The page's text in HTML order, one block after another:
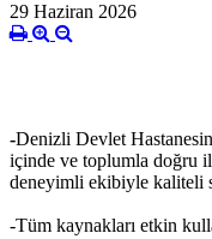
29 Haziran 2026
-Denizli Devlet
içinde ve toplumla doğru
deneyimli ekibiyle kaliteli
-Tüm kaynakları etkin